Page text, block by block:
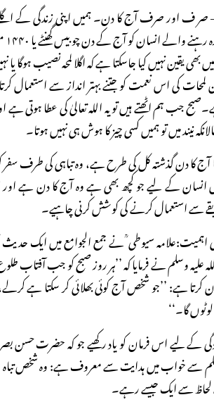
صر ف اور صرف آج کا دن۔ ہمیں اپنی زندگی کے اگلے
یقین نہیں کیا جاسکتا ہے کہ اگلا لمحہ نصیب ہوگا
لمحات کی اس نعمت کو جتنے بہتر انداز سے استعمال
جب ہم اٹھتے ہیں تو یہ اللہ تعالیٰ کی عطا ہوتی
نیند میں تو ہمیں کسی چیز کا ہوش ہی نہیں ہوتا۔
آج کا دن گذشتہ کل کی طرح ہے، وہ تباہی کی طرف
کے لیے جو کچھ بھی ہے وہ آج کا دن ہے
سے استعمال کرنے کی کوشش کرنی چاہیے۔
سیوطی ؒ نے جمع الجوامع میں ایک
علیہ وسلم نے فرمایا کہ ’’ہر روز صبح کو جب آفتاب
کرتا ہے: ’’جو شخص آج کوئی بھلائی کر سکتا ہے
گا۔‘‘
کے لیے اس فرمان کو یاد رکھیے جو کہ حضرت حسن
سے خواب میں ہدایت سے معروف ہے: وہ شخص
لحاظ سے ایک جیسے رہے۔